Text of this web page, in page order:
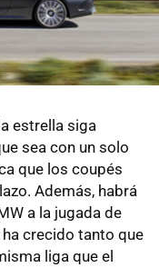
estrella siga
sea con un solo
que los coupés
Además, habrá
a la jugada de
ha crecido tanto que
liga que el